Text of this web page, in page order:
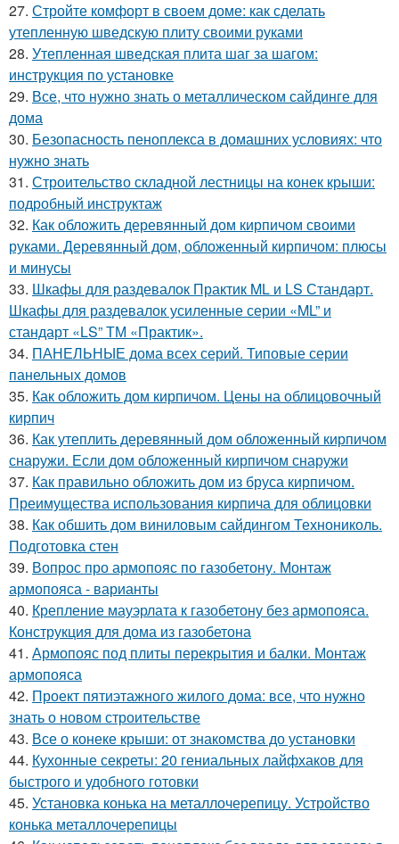
27. Стройте комфорт в своем доме: как сделать
утепленную шведскую плиту своими руками
28. Утепленная шведская плита шаг за шагом:
инструкция по установке
29. Все, что нужно знать о металлическом сайдинге для
дома
30. Безопасность пеноплекса в домашних условиях: что
нужно знать
31. Строительство складной лестницы на конек крыши:
подробный инструктаж
32. Как обложить деревянный дом кирпичом своими
руками. Деревянный дом, обложенный кирпичом: плюсы
и минусы
33. Шкафы для раздевалок Практик ML и LS Стандарт.
Шкафы для раздевалок усиленные серии «ML” и
стандарт «LS” ТМ «Практик».
34. ПАНЕЛЬНЫЕ дома всех серий. Типовые серии
панельных домов
35. Как обложить дом кирпичом. Цены на облицовочный
кирпич
36. Как утеплить деревянный дом обложенный кирпичом
снаружи. Если дом обложенный кирпичом снаружи
37. Как правильно обложить дом из бруса кирпичом.
Преимущества использования кирпича для облицовки
38. Как обшить дом виниловым сайдингом Технониколь.
Подготовка стен
39. Вопрос про армопояс по газобетону. Монтаж
армопояса - варианты
40. Крепление мауэрлата к газобетону без армопояса.
Конструкция для дома из газобетона
41. Армопояс под плиты перекрытия и балки. Монтаж
армопояса
42. Проект пятиэтажного жилого дома: все, что нужно
знать о новом строительстве
43. Все о конеке крыши: от знакомства до установки
44. Кухонные секреты: 20 гениальных лайфхаков для
быстрого и удобного готовки
45. Установка конька на металлочерепицу. Устройство
конька металлочерепицы